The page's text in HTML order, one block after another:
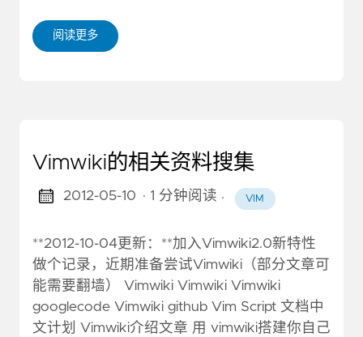
阅读更多
Vimwiki的相关资料搜集
2012-05-10 · 1 分钟阅读 · VIM
**2012-10-04更新：**加入Vimwiki2.0新特性
做个记录，近期准备尝试Vimwiki（部分文章可
能需要翻墙） Vimwiki Vimwiki Vimwiki
googlecode Vimwiki github Vim Script 文档中
文计划 Vimwiki介绍文章 用 vimwiki搭建你自己